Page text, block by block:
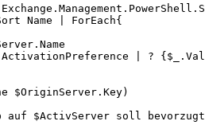
Name | ForEach{
| ?
$OriginServer.Key)
auf $ActivServer soll